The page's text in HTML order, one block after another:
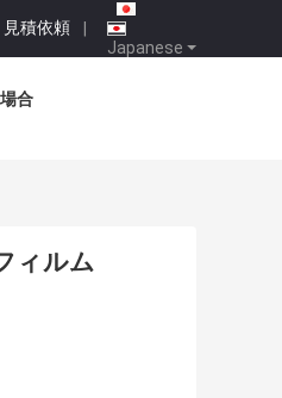
Japanese
見積依頼 |
合
ィルム